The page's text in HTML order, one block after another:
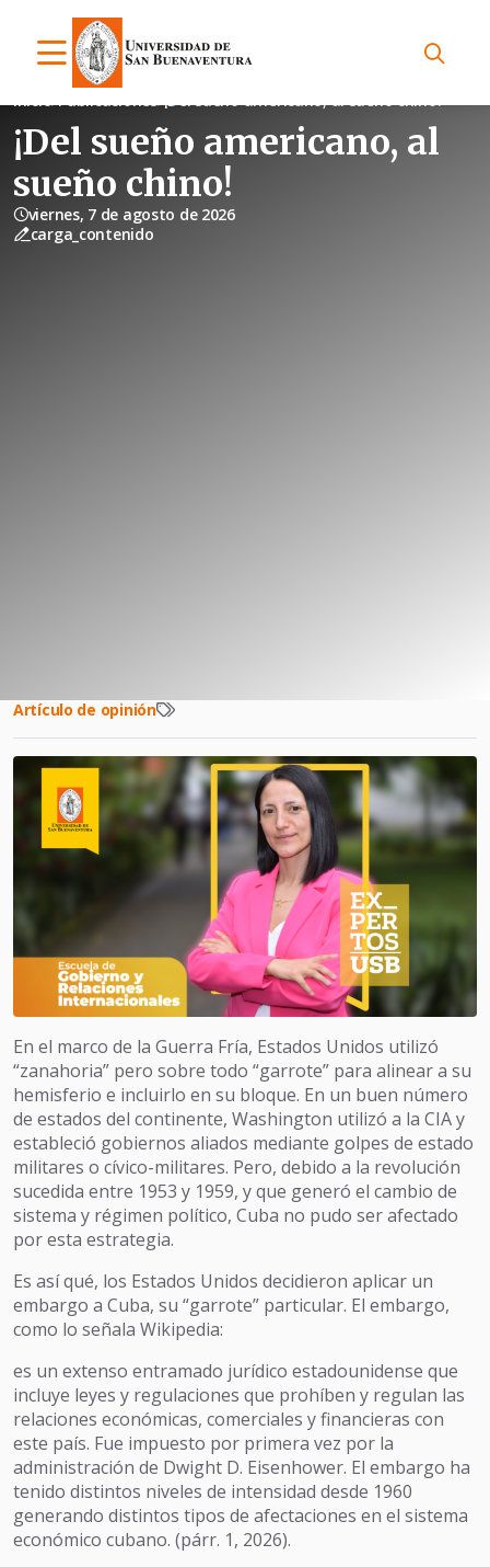
Inicio Publicaciones ¡Del sueño americano, al sueño chino!
¡Del sueño americano, al
sueño chino!
viernes, 7 de agosto de 2026
carga_contenido
Artículo de opinión
En el marco de la Guerra Fría, Estados Unidos utilizó
“zanahoria” pero sobre todo “garrote” para alinear a su
hemisferio e incluirlo en su bloque. En un buen número
de estados del continente, Washington utilizó a la CIA y
estableció gobiernos aliados mediante golpes de estado
militares o cívico-militares. Pero, debido a la revolución
sucedida entre 1953 y 1959, y que generó el cambio de
sistema y régimen político, Cuba no pudo ser afectado
por esta estrategia.
Es así qué, los Estados Unidos decidieron aplicar un
embargo a Cuba, su “garrote” particular. El embargo,
como lo señala Wikipedia:
es un extenso entramado jurídico estadounidense que
incluye leyes y regulaciones que prohíben y regulan las
relaciones económicas, comerciales y financieras con
este país. Fue impuesto por primera vez por la
administración de Dwight D. Eisenhower. El embargo ha
tenido distintos niveles de intensidad desde 1960
generando distintos tipos de afectaciones en el sistema
económico cubano. (párr. 1, 2026).